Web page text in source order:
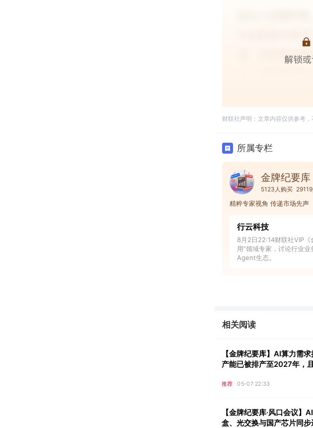
财联社声明：文章内容仅供参考
所属专栏
金牌纪要库
5123人购买
精粹专家视角 传递市场先声
行云科技
8月2日22:14财联社VIP《
用”领域专家，讨论行业
Agent生态。
相关阅读
【金牌纪要库】AI算力需
产能已被排产至2027年，
推荐 05-07 22:33
【金牌纪要库·风口会议】
盒、光交换与国产芯片同